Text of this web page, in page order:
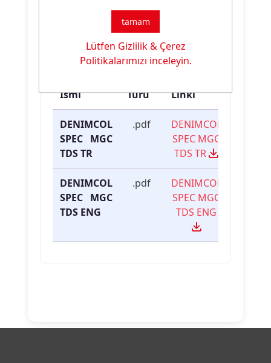
Ürün Dokümanları
İsmi
Türü
Linki
DENIMCOL
SPEC MGC
TDS TR
.pdf
DENIMCOL
SPEC MGC
TDS TR
DENIMCOL
SPEC MGC
TDS ENG
.pdf
DENIMCOL
SPEC MGC
TDS ENG
tamam
Lütfen Gizlilik & Çerez
Politikalarımızı inceleyin.